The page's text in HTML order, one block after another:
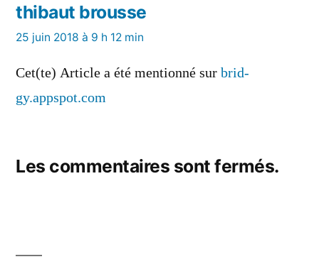
thibaut broussea
25 juin 2018 à 9 h 12 min
Cet(te) Article a été mentionné sur brid-
gy.appspot.com
Les commentaires sont fermés.